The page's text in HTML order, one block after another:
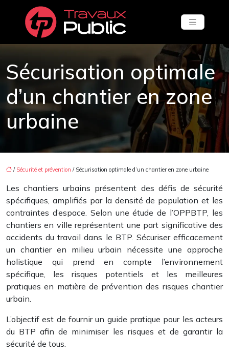
Sécurisation optimale
d’un chantier en zone
urbaine
/ Sécurité et prévention / Sécurisation optimale d’un chantier en zone urbaine
Les chantiers urbains présentent des défis de sécurité
spécifiques, amplifiés par la densité de population et les
contraintes d’espace. Selon une étude de l’OPPBTP, les
chantiers en ville représentent une part significative des
accidents du travail dans le BTP. Sécuriser efficacement
un chantier en milieu urbain nécessite une approche
holistique qui prend en compte l’environnement
spécifique, les risques potentiels et les meilleures
pratiques en matière de prévention des risques chantier
urbain.
L’objectif est de fournir un guide pratique pour les acteurs
du BTP afin de minimiser les risques et de garantir la
sécurité de tous.